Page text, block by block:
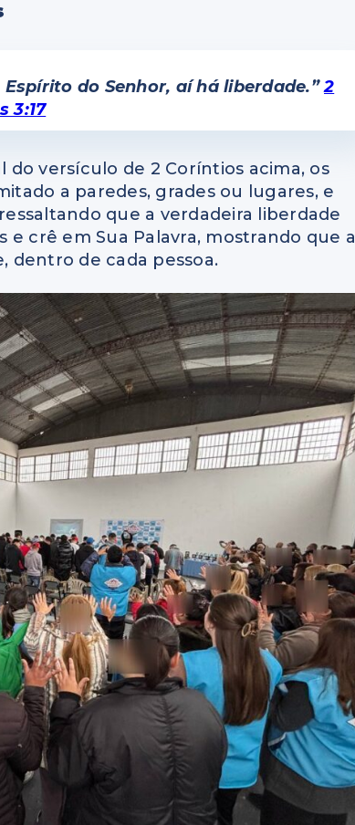
do Senhor, aí há liberdade.”2
3:17
do versículo de 2 Coríntios acima, os
a paredes, grades ou lugares, e
que a verdadeira liberdade
crê em Sua Palavra, mostrando que a
dentro de cada pessoa.